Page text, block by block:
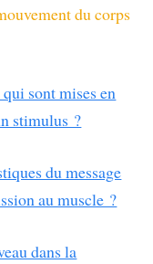
du corps
sont mises en
stimulus ?
du message
au muscle ?
dans la